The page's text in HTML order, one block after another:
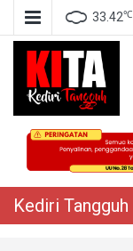
33.42℃
Berita Akurat
Kediri Tangguh